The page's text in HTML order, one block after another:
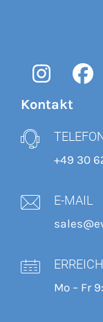
Kontakt
+49 30
E-MAIL
Mo – Fr